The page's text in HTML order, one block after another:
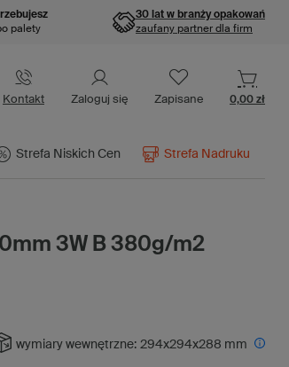
palety
30 lat w branży opakowań
zaufany partner dla firm
Kontakt Zaloguj się Zapisane 0,00 zł
Strefa Niskich Cen Strefa Nadruku
3W B 380g/m2
wymiary wewnętrzne: 294x294x288 mm